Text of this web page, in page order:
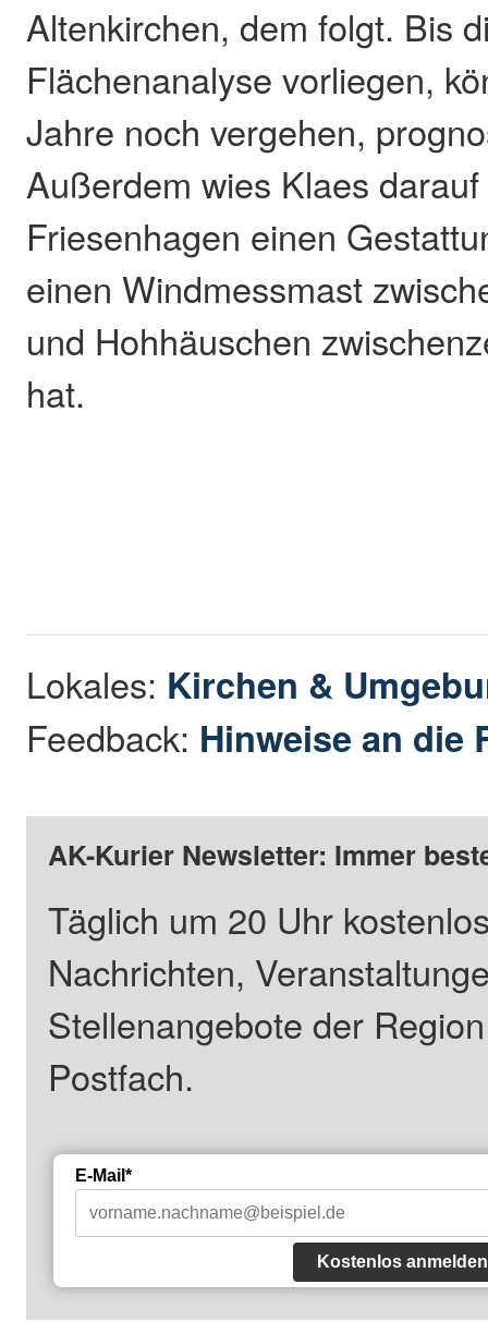
Altenkirchen, dem folgt. Bis
Flächenanalyse vorliegen,
Jahre noch vergehen,
Außerdem wies Klaes
Friesenhagen einen
einen Windmessmast
und Hohhäuschen
hat.
Lokales: Kirchen &
Feedback: Hinweise an die
AK-Kurier Newsletter: Immer
Täglich um 20 Uhr
Nachrichten,
Stellenangebote der
Postfach.
E-Mail*
Kostenlos anmelden